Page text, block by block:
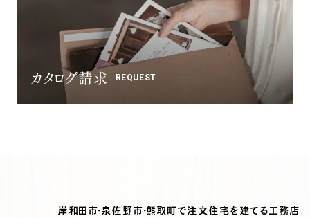
カタログ請求 REQUEST
岸和田市・泉佐野市・熊取町で注文住宅を建てる工務店